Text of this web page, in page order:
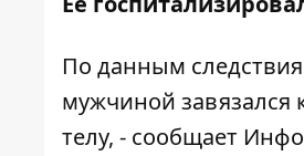
По данным
мужчиной завязался
телу, - сообщает